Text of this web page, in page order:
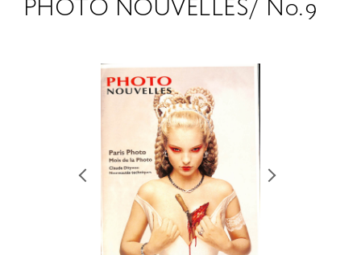
SCHOLARSHIP
コンサート
PHOTO NOUVELLES/ No.9